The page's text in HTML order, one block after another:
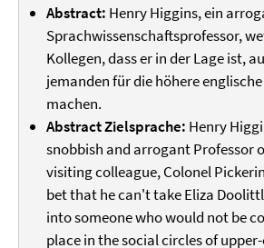
Abstract: Henry Higgins, ein
Sprachwissenschaftsprofessor,
Kollegen, dass er in der Lage ist,
jemanden für die höhere
machen.
Abstract Zielsprache: Henry
snobbish and arrogant Professor
visiting colleague, Colonel
bet that he can't take Eliza
into someone who would not be
place in the social circles of